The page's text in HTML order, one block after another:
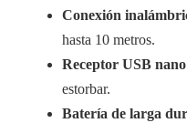
Conexión
hasta 10 metros.
Receptor USB
estorbar.
Batería de larga